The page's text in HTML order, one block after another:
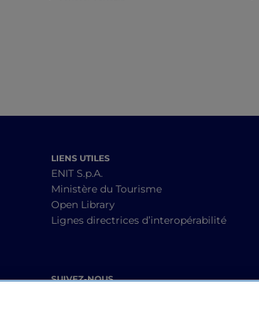
LIENS UTILES
ENIT S.p.A.
Ministère du Tourisme
Open Library
Lignes directrices d’interopérabilité
SUIVEZ-NOUS